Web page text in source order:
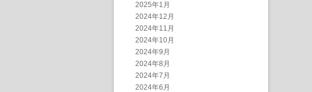
2025年1月
2024年12月
2024年11月
2024年10月
2024年9月
2024年8月
2024年7月
2024年6月